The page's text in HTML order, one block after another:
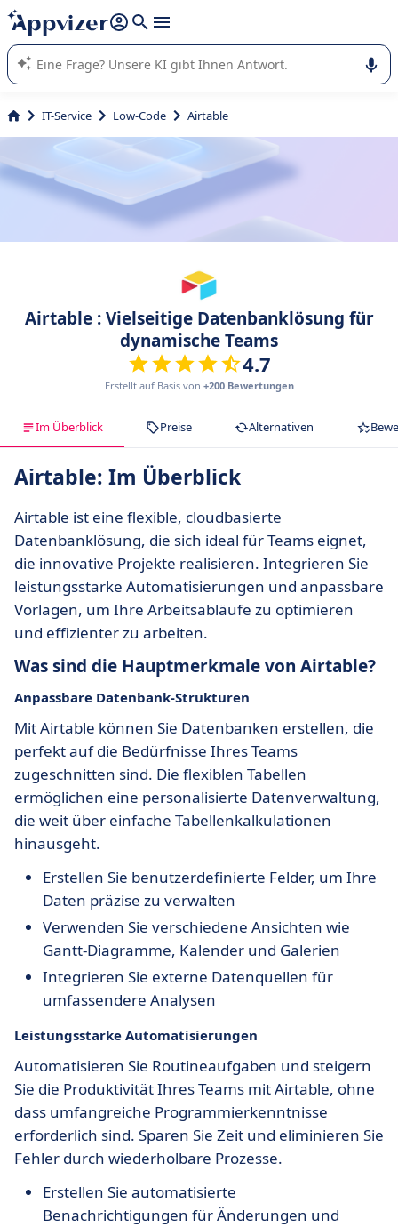
beantworten (mehrere Zeilen mit
Die KI von Appvizer führt Sie bei der Nutzung oder Auswahl
von SaaS-Software in Unternehmen.
IT-Service Low-Code Airtable
Airtable : Vielseitige Datenbanklösung für
dynamische Teams
4.7
Erstellt auf Basis von +200 Bewertungen
Im Überblick Preise Alternativen
Airtable: Im Überblick
Airtable ist eine flexible, cloudbasierte
Datenbanklösung, die sich ideal für Teams eignet,
die innovative Projekte realisieren. Integrieren Sie
leistungsstarke Automatisierungen und anpassbare
Vorlagen, um Ihre Arbeitsabläufe zu optimieren
und effizienter zu arbeiten.
Was sind die Hauptmerkmale von Airtable?
Anpassbare Datenbank-Strukturen
Mit Airtable können Sie Datenbanken erstellen, die
perfekt auf die Bedürfnisse Ihres Teams
zugeschnitten sind. Die flexiblen Tabellen
ermöglichen eine personalisierte Datenverwaltung,
die weit über einfache Tabellenkalkulationen
hinausgeht.
Erstellen Sie benutzerdefinierte Felder, um Ihre
Daten präzise zu verwalten
Verwenden Sie verschiedene Ansichten wie
Gantt-Diagramme, Kalender und Galerien
Integrieren Sie externe Datenquellen für
umfassendere Analysen
Leistungsstarke Automatisierungen
Automatisieren Sie Routineaufgaben und steigern
Sie die Produktivität Ihres Teams mit Airtable, ohne
dass umfangreiche Programmierkenntnisse
erforderlich sind. Sparen Sie Zeit und eliminieren Sie
Fehler durch wiederholbare Prozesse.
Erstellen Sie automatisierte
Benachrichtigungen für Änderungen und